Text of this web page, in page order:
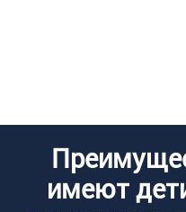
имеют